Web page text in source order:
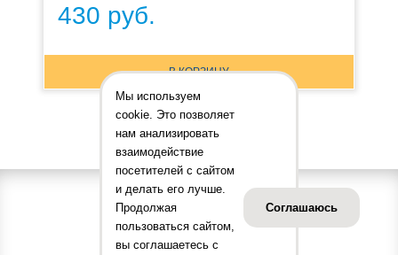
430 руб.
В КОРЗИНУ
Мы используем
cookie. Это позволяет
нам анализировать
взаимодействие
посетителей с сайтом
и делать его лучше.
Продолжая
пользоваться сайтом,
вы соглашаетесь с
Соглашаюсь